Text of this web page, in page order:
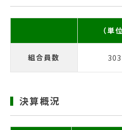
（単
組合員数
決算概況